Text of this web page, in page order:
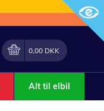
Min indkøbskurv
0,00 DKK
Alt til elbil